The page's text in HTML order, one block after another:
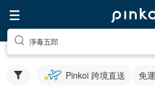
淨毒五郎
Pinkoi 跨境直送 免